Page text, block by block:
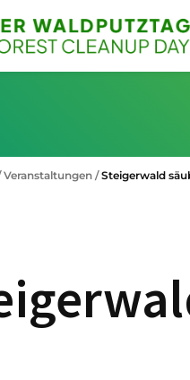
Veranstaltungen / Steigerwald